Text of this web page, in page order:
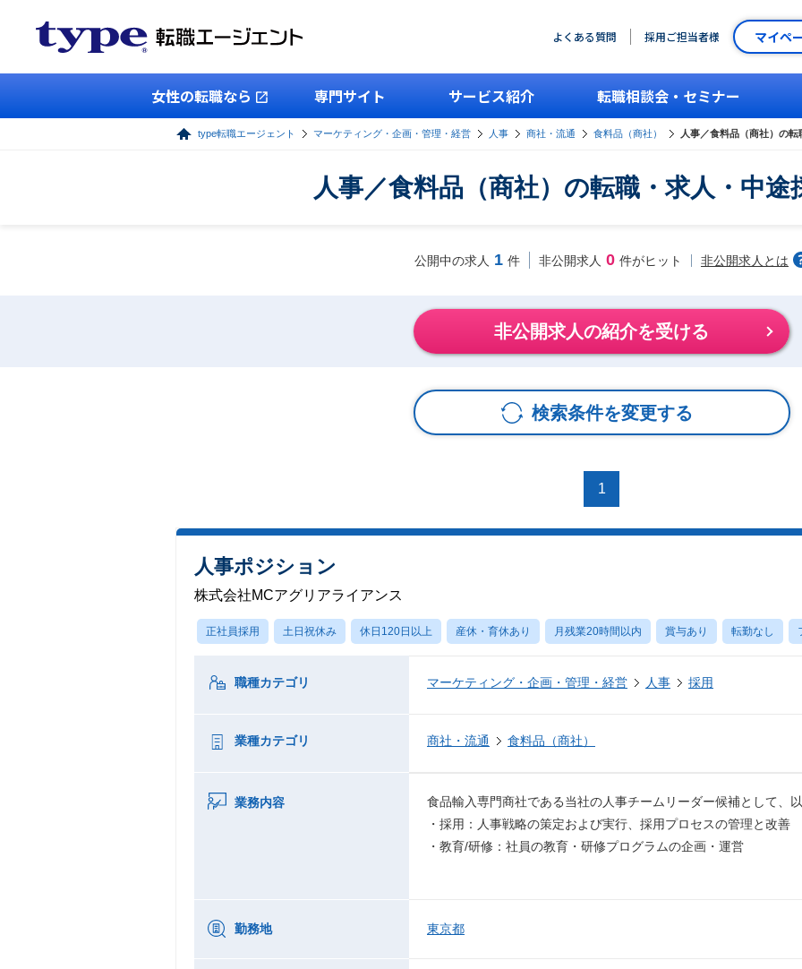
よくある質問 採用ご担当者様 マイペ
女性の転職なら 専門サイト サービス紹介 転職相談会・セミナー
type転職エージェント マーケティング・企画・管理・経営 人事 商社・流通 食料品（商社） 人事／食料品（商社）の
人事／食料品（商社）の転職・求人・中途
公開中の求人 1 件 非公開求人 0 件がヒット 非公開求人とは
非公開求人の紹介を受ける
検索条件を変更する
1
人事ポジション
株式会社MCアグリアライアンス
正社員採用 土日祝休み 休日120日以上 産休・育休あり 月残業20時間以内 賞与あり 転勤なし
職種カテゴリ マーケティング・企画・管理・経営 人事 採用
業種カテゴリ 商社・流通 食料品（商社）
業務内容
食品輸入専門商社である当社の人事チームリーダー候補として、
・採用：人事戦略の策定および実行、採用プロセスの管理と改善
・教育/研修：社員の教育・研修プログラムの企画・運営
勤務地 東京都